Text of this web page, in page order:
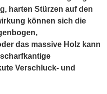
harten Stürzen auf den
können sich die
das massive Holz kann
Verschluck- und